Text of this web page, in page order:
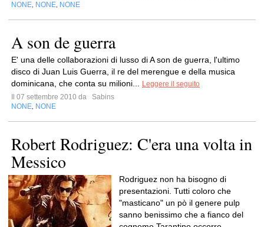
NONE NONE NONE
A son de guerra
E' una delle collaborazioni di lusso di A son de guerra, l'ultimo
disco di Juan Luis Guerra, il re del merengue e della musica
dominicana, che conta su milioni...
Leggere il seguito
Il 07 settembre 2010 da
Sabins
NONE NONE
Robert Rodriguez: C'era una volta in
Messico
Rodriguez non ha bisogno di
presentazioni. Tutti coloro che
"masticano" un pò il genere pulp
sanno benissimo che a fianco del